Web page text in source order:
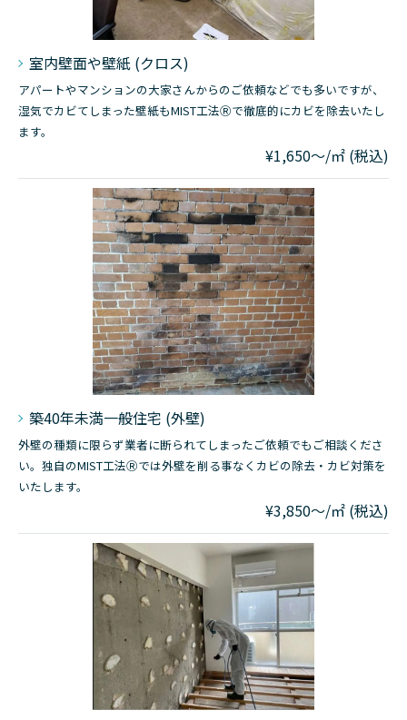
室内壁面や壁紙 (クロス)
アパートやマンションの大家さんからのご依頼などでも多いですが、
湿気でカビてしまった壁紙もMIST工法Ⓡで徹底的にカビを除去いたし
ます。
¥1,650～/㎡ (税込)
築40年未満一般住宅 (外壁)
外壁の種類に限らず業者に断られてしまったご依頼でもご相談くださ
い。独自のMIST工法Ⓡでは外壁を削る事なくカビの除去・カビ対策を
いたします。
¥3,850～/㎡ (税込)